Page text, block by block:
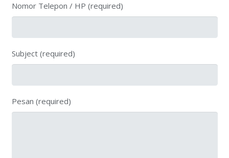
Nomor Telepon / HP (required)
Subject (required)
Pesan (required)